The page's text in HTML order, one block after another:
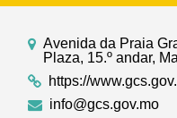
Avenida da Praia
Plaza, 15.º andar,
https://
info@gcs.gov.mo